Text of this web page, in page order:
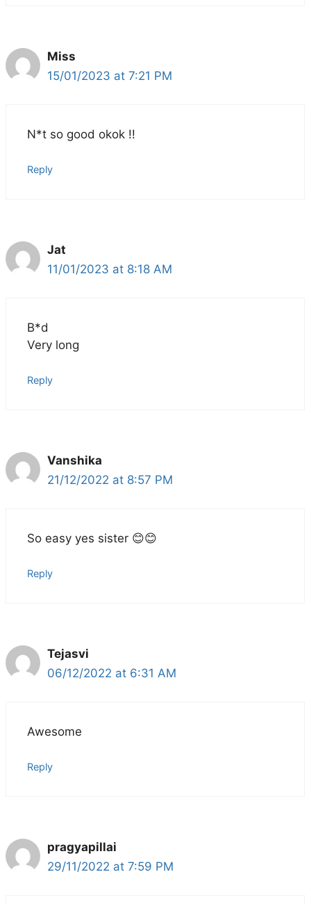
Miss
15/01/2023 at 7:21 PM
N*t so good okok !!
Reply
Jat
11/01/2023 at 8:18 AM
B*d
Very long
Reply
Vanshika
21/12/2022 at 8:57 PM
So easy yes sister 😊😊
Reply
Tejasvi
06/12/2022 at 6:31 AM
Awesome
Reply
pragyapillai
29/11/2022 at 7:59 PM